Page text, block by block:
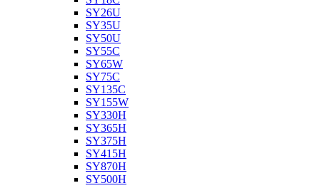
SY26U
SY35U
SY50U
SY55C
SY65W
SY75C
SY135C
SY155W
SY330H
SY365H
SY375H
SY415H
SY870H
SY500H